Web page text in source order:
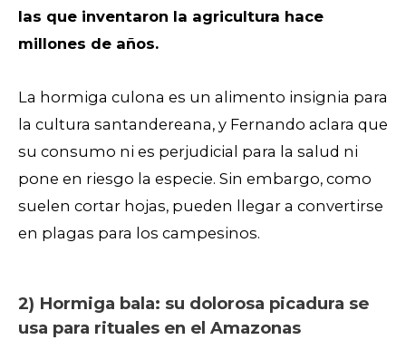
las que inventaron la agricultura hace
millones de años.
La hormiga culona es un alimento insignia para
la cultura santandereana, y Fernando aclara que
su consumo ni es perjudicial para la salud ni
pone en riesgo la especie. Sin embargo, como
suelen cortar hojas, pueden llegar a convertirse
en plagas para los campesinos.
2) Hormiga bala: su dolorosa picadura se
usa para rituales en el Amazonas